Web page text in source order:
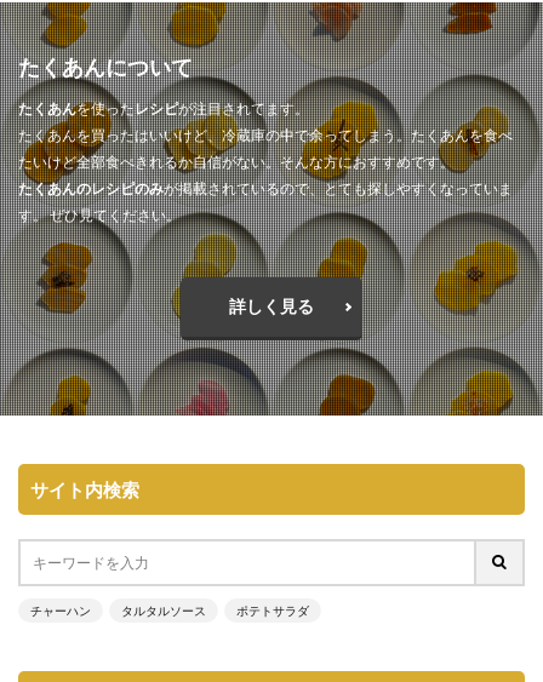
たくあんについて
たくあんを使ったレシピが注目されてます。
たくあんを買ったはいいけど、冷蔵庫の中で余ってしまう。たくあんを食べ
たいけど全部食べきれるか自信がない。そんな方におすすめです。
たくあんのレシピのみが掲載されているので、とても探しやすくなっていま
す。 ぜひ見てください。
詳しく見る
サイト内検索
チャーハン タルタルソース ポテトサラダ